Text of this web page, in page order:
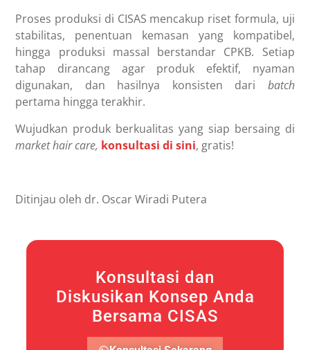
Proses produksi di CISAS mencakup riset formula, uji
stabilitas, penentuan kemasan yang kompatibel,
hingga produksi massal berstandar CPKB. Setiap
tahap dirancang agar produk efektif, nyaman
digunakan, dan hasilnya konsisten dari batch
pertama hingga terakhir.
Wujudkan produk berkualitas yang siap bersaing di
market hair care, konsultasi di sini, gratis!
Ditinjau oleh dr. Oscar Wiradi Putera
Konsultasi dan
Diskusikan Konsep Anda
Bersama CISAS